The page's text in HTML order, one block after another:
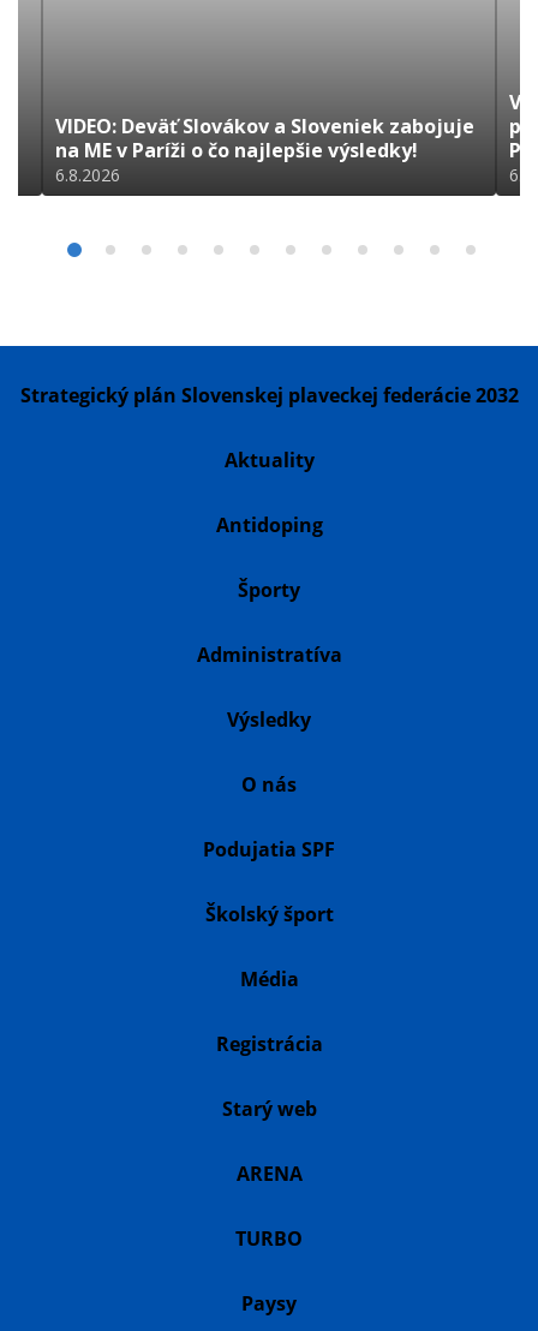
VIDEO: Deväť Slovákov a Sloveniek zabojuje
na ME v Paríži o čo najlepšie výsledky!
6.8.2026
Strategický plán Slovenskej plaveckej federácie 2032
Aktuality
Antidoping
Športy
Administratíva
Výsledky
O nás
Podujatia SPF
Školský šport
Média
Registrácia
Starý web
ARENA
TURBO
Paysy